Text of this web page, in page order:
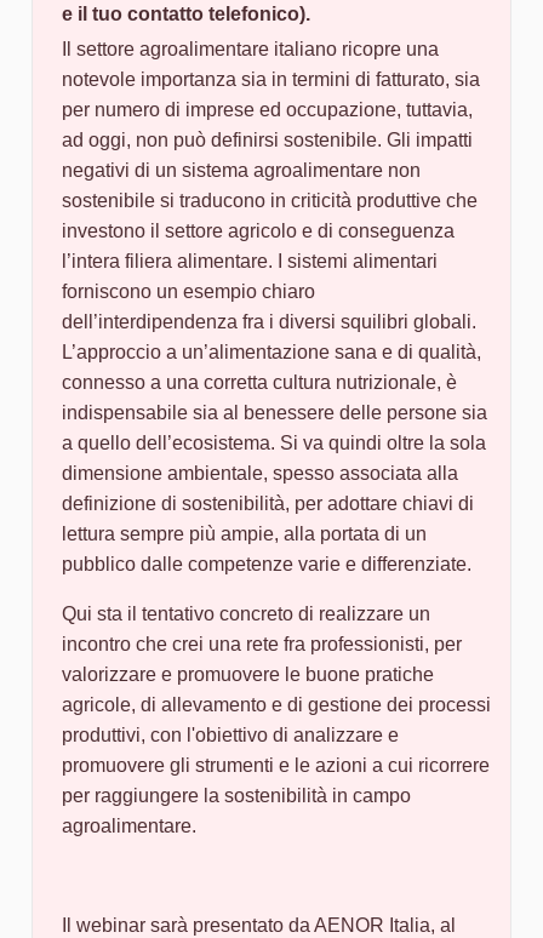
e il tuo contatto telefonico).
Il settore agroalimentare italiano ricopre una
notevole importanza sia in termini di fatturato, sia
per numero di imprese ed occupazione, tuttavia,
ad oggi, non può definirsi sostenibile. Gli impatti
negativi di un sistema agroalimentare non
sostenibile si traducono in criticità produttive che
investono il settore agricolo e di conseguenza
l’intera filiera alimentare. I sistemi alimentari
forniscono un esempio chiaro
dell’interdipendenza fra i diversi squilibri globali.
L’approccio a un’alimentazione sana e di qualità,
connesso a una corretta cultura nutrizionale, è
indispensabile sia al benessere delle persone sia
a quello dell’ecosistema. Si va quindi oltre la sola
dimensione ambientale, spesso associata alla
definizione di sostenibilità, per adottare chiavi di
lettura sempre più ampie, alla portata di un
pubblico dalle competenze varie e differenziate.
Qui sta il tentativo concreto di realizzare un
incontro che crei una rete fra professionisti, per
valorizzare e promuovere le buone pratiche
agricole, di allevamento e di gestione dei processi
produttivi, con l'obiettivo di analizzare e
promuovere gli strumenti e le azioni a cui ricorrere
per raggiungere la sostenibilità in campo
agroalimentare.
Il webinar sarà presentato da AENOR Italia, al